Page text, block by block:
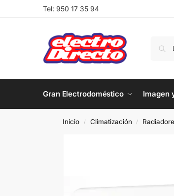
Tel: 950 17 35 94
Gran Electrodoméstico Imagen
Inicio / Climatización /